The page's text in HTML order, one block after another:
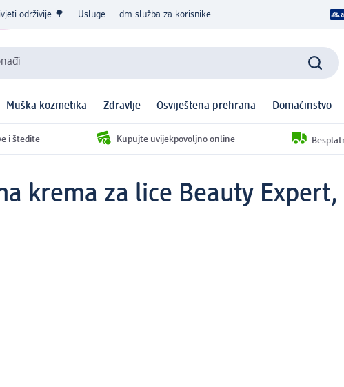
održivije 🌳 Usluge dm služba za korisnike
Muška kozmetika Zdravlje Osviještena prehrana Domaćinstvo
i štedite Kupujte uvijekpovoljno online
krema za lice Beauty